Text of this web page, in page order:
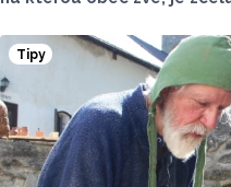
nebude ani program pro
Letní hudební odpoledne
22. srpna.
Tipy